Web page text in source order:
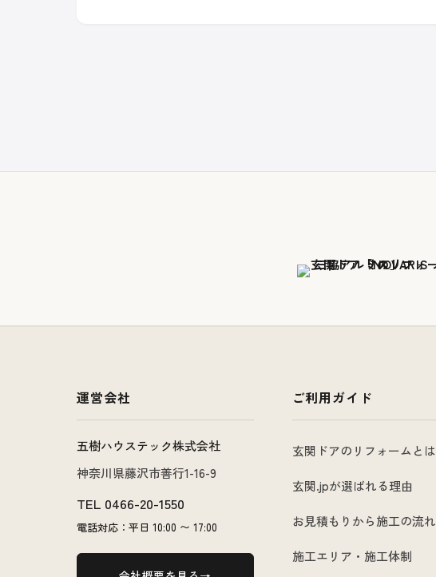
運営会社
五樹ハウステック株式会社
神奈川県藤沢市善行1-16-9
TEL 0466-20-1550
電話対応：平日 10:00 〜 17:00
ご利用ガイド
玄関ドアのリフォームとは
玄関.jpが選ばれる理由
お見積もりから施工の流れ
施工エリア・施工体制